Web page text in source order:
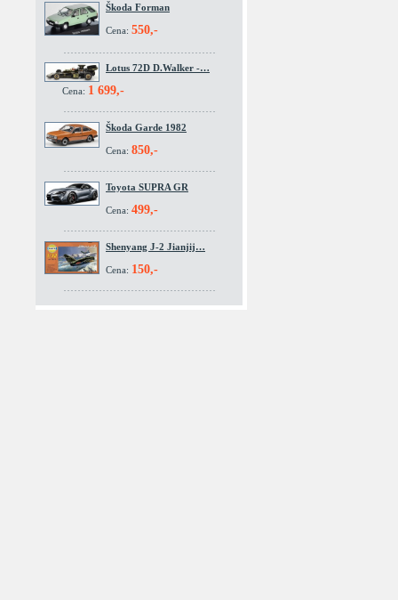
Škoda Forman
Cena: 550,-
Lotus 72D D.Walker -…
Cena: 1 699,-
Škoda Garde 1982
Cena: 850,-
Toyota SUPRA GR
Cena: 499,-
Shenyang J-2 Jianjij…
Cena: 150,-